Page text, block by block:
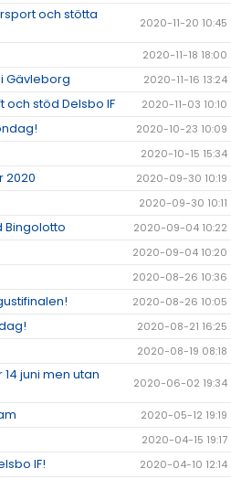
och stötta
2020-11-20 10:45
2020-11-18 18:00
Gävleborg 2020-11-16 13:24
och stöd Delsbo IF 2020-11-03 10:10
2020-10-23 10:09
2020-10-15 15:34
2020
2020-09-30 10:19
2020-09-30 10:11
Bingolotto 2020-09-04 10:22
2020-09-04 10:20
2020-08-26 10:36
2020-08-26 10:05
2020-08-21 16:25
2020-08-19 08:18
juni men utan
2020-06-02 19:34
2020-05-12 19:19
2020-04-15 19:17
IF! 2020-04-10 12:14